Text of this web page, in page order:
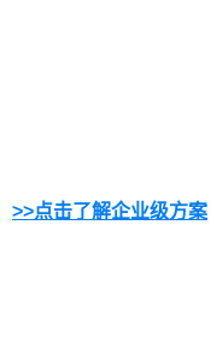
>>点击了解企业级方案